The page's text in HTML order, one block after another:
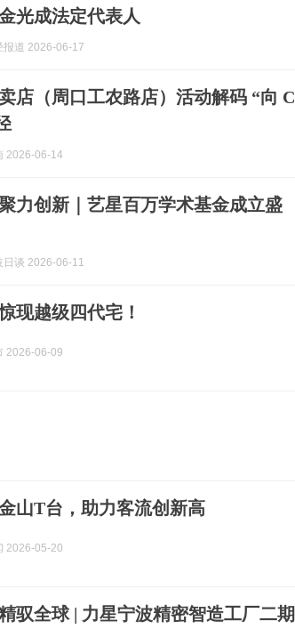
光成法定代表人
报道 2026-06-17
店（周口工农路店）活动解码 “向 C
2026-06-14
力创新｜艺星百万学术基金成立盛
日谈 2026-06-11
现越级四代宅！
2026-06-09
山T台，助力客流创新高
2026-05-20
驭全球 | 力星宁波精密智造工厂二期